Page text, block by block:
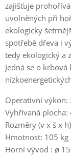
zajišťuje
uvolněných při
ekologicky
spotřebě dřeva i
tedy ekologický a
Jedná se o
Operativní výkon:
Vyhřívaná plocha:
Rozměry (v x š x
Hmotnost: 105 kg
Horní vývod : ø